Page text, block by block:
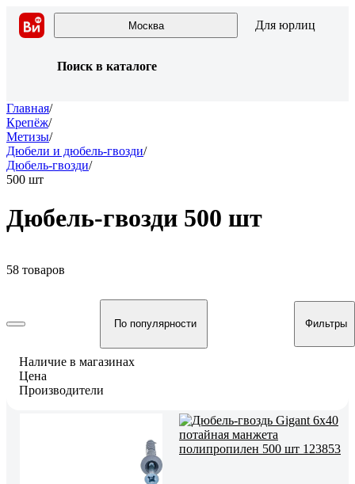
Москва Для юрлиц
Поиск в каталоге
Главная/
Крепёж/
Метизы/
Дюбели и дюбель-гвозди/
Дюбель-гвозди/
500 шт
Дюбель-гвозди 500 шт
58 товаров
По популярности Фильтры
Наличие в магазинах
Цена
Производители